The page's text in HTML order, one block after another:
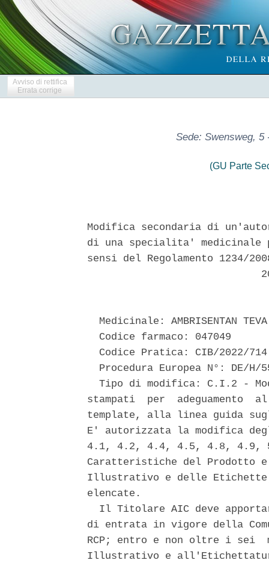
Avviso di rettifica
Errata corrige
Sede: Swensweg, 5
(GU Parte
Modifica secondaria di
di una specialita' medicinale
sensi del Regolamento 1234/
Medicinale: AMBRISENTAN
  Codice farmaco: 047049
Codice Pratica: CIB/2022/
Procedura Europea N°: DE/
Tipo di modifica: C.I.2 -
stampati  per  adeguamento
template, alla linea guida
E' autorizzata la modifica
4.1, 4.2, 4.4, 4.5, 4.8, 4.9,
Caratteristiche del Prodotto
Illustrativo e delle
elencate.
Il Titolare AIC deve
di entrata in vigore della
RCP; entro e non oltre i sei
Illustrativo e